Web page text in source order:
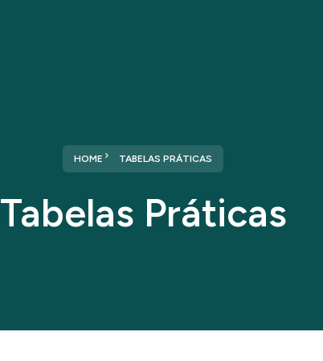
HOME TABELAS PRÁTICAS
Tabelas Práticas